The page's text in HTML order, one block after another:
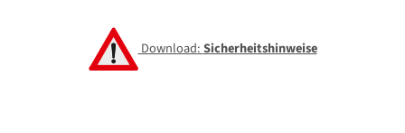
Download:Sicherheitshinweise